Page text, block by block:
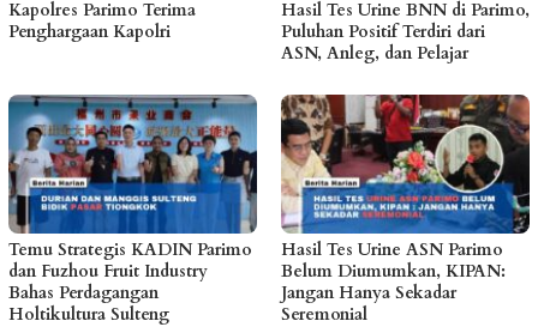
Kapolres Parimo Terima
Penghargaan Kapolri
Hasil Tes Urine BNN di Parimo,
Puluhan Positif Terdiri dari
ASN, Anleg, dan Pelajar
Temu Strategis KADIN Parimo
dan Fuzhou Fruit Industry
Bahas Perdagangan
Holtikultura Sulteng
Hasil Tes Urine ASN Parimo
Belum Diumumkan, KIPAN:
Jangan Hanya Sekadar
Seremonial